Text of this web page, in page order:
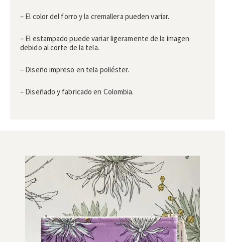
– El color del forro y la cremallera pueden variar.
– El estampado puede variar ligeramente de la imagen
debido al corte de la tela.
– Diseño impreso en tela poliéster.
– Diseñado y fabricado en Colombia.